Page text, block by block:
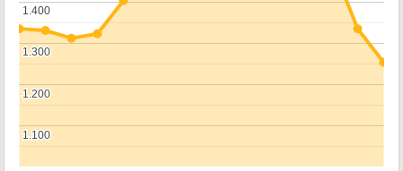
1.100
1.100
1.200
1.200
1.300
1.300
1.400
1.400